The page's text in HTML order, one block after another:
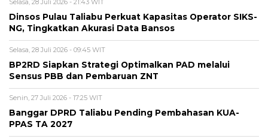
Selasa, 28 Juli 2026 - 21:43 WIT
Dinsos Pulau Taliabu Perkuat Kapasitas Operator SIKS-
NG, Tingkatkan Akurasi Data Bansos
Selasa, 28 Juli 2026 - 09:45 WIT
BP2RD Siapkan Strategi Optimalkan PAD melalui
Sensus PBB dan Pembaruan ZNT
Senin, 27 Juli 2026 - 17:25 WIT
Banggar DPRD Taliabu Pending Pembahasan KUA-
PPAS TA 2027